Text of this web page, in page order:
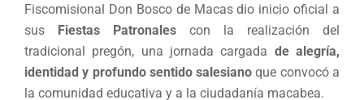
Fiscomisional Don Bosco de Macas dio inicio oficial a
sus Fiestas Patronales con la realización del
tradicional pregón, una jornada cargada de alegría,
identidad y profundo sentido salesiano que convocó a
la comunidad educativa y a la ciudadanía macabea.